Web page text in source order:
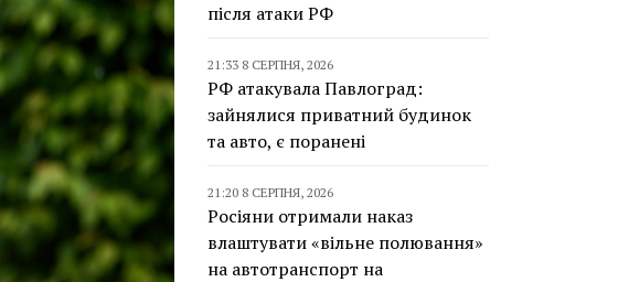
після атаки РФ
21:33 8 СЕРПНЯ, 2026
РФ атакувала Павлоград:
зайнялися приватний будинок
та авто, є поранені
21:20 8 СЕРПНЯ, 2026
Росіяни отримали наказ
влаштувати «вільне полювання»
на автотранспорт на